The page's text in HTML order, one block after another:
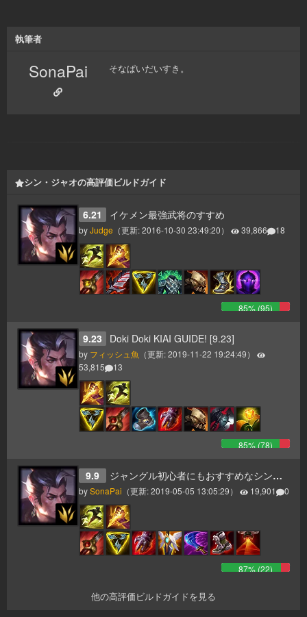
執筆者
SonaPai そなぱいだいすき。
シン・ジャオの高評価ビルドガイド
6.21 イケメン最強武将のすすめ
byJudge （更新:2016-10-30 23:49:20） 39,866 18
85% (95)
9.23 Doki Doki KIAI GUIDE! [9.23]
by フィッシュ魚 （更新:2019-11-22 19:24:49）
53,815
13
85% (78)
9.9 ジャングル初心者にもおすすめなシン・ジャオ
bySonaPai （更新:2019-05-05 13:05:29） 19,901 0
87% (22)
他の高評価ビルドガイドを見る